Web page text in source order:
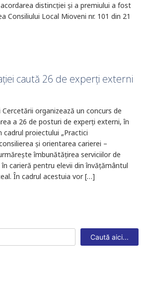
distincției și a premiului a fost
Consiliului Local Mioveni nr. 101 din 21
caută 26 de experți externi
organizează un concurs de
a 26 de posturi de experți externi, în
proiectului „Practici
și orientarea carierei –
îmbunătățirea serviciilor de
carieră pentru elevii din învățământul
În cadrul acestuia vor […]